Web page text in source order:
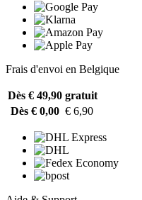
Frais d'envoi en Belgique
Dès € 49,90 gratuit
Dès € 0,00 € 6,90